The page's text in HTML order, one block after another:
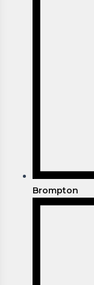
Brompton